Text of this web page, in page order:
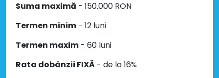
Suma maximă - 150.000 RON
Termen minim - 12 luni
Termen maxim - 60 luni
Rata dobânzii FIXĂ - de la 16%